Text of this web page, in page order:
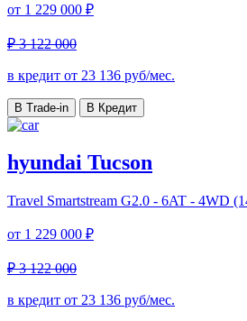
от 1 229 000 ₽
₽ 3 122 000
в кредит от 23 136 руб/мес.
В Trade-in В Кредит
hyundai Tucson
Travel Smartstream G2.0 - 6AT - 4WD
от 1 229 000 ₽
₽ 3 122 000
в кредит от 23 136 руб/мес.